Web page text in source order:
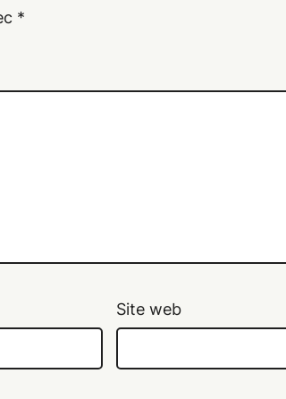
*
Site web